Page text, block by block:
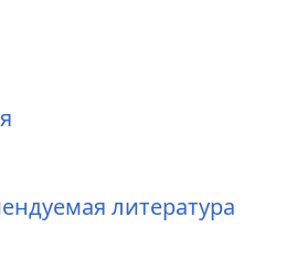
литература